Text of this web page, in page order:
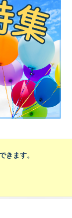
きます。